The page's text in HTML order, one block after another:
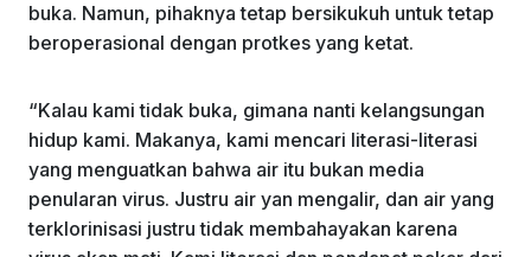
buka. Namun, pihaknya tetap bersikukuh untuk tetap
beroperasional dengan protkes yang ketat.
“Kalau kami tidak buka, gimana nanti kelangsungan
hidup kami. Makanya, kami mencari literasi-literasi
yang menguatkan bahwa air itu bukan media
penularan virus. Justru air yan mengalir, dan air yang
terklorinisasi justru tidak membahayakan karena